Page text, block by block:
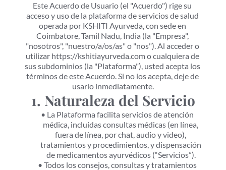
Este Acuerdo de Usuario (el "Acuerdo") rige su
acceso y uso de la plataforma de servicios de salud
operada por KSHITI Ayurveda, con sede en
Coimbatore, Tamil Nadu, India (la "Empresa",
"nosotros", "nuestro/a/os/as" o "nos"). Al acceder o
utilizar https://kshitiayurveda.com o cualquiera de
sus subdominios (la "Plataforma"), usted acepta los
términos de este Acuerdo. Si no los acepta, deje de
usarlo inmediatamente.
1. Naturaleza del Servicio
La Plataforma facilita servicios de atención
médica, incluidas consultas médicas (en línea,
fuera de línea, por chat, audio y video),
tratamientos y procedimientos, y dispensación
de medicamentos ayurvédicos (“Servicios”).
Todos los consejos, consultas y tratamientos